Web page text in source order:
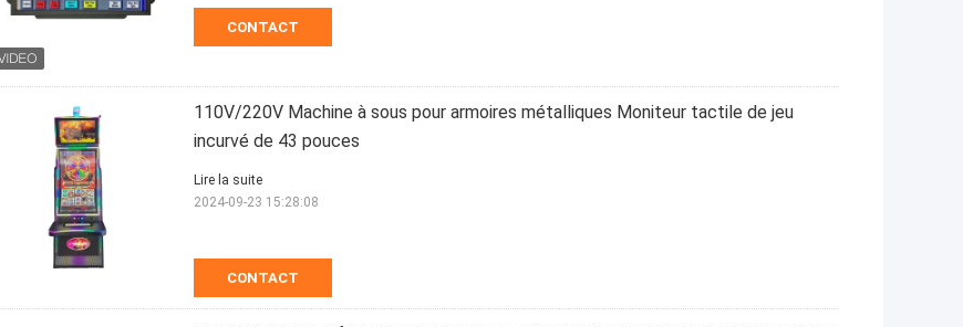
CONTACT
110V/220V Machine à sous pour armoires métalliques Moniteur tactile de jeu
incurvé de 43 pouces
CONTACT
Lire la suite
2024-09-23 15:28:08